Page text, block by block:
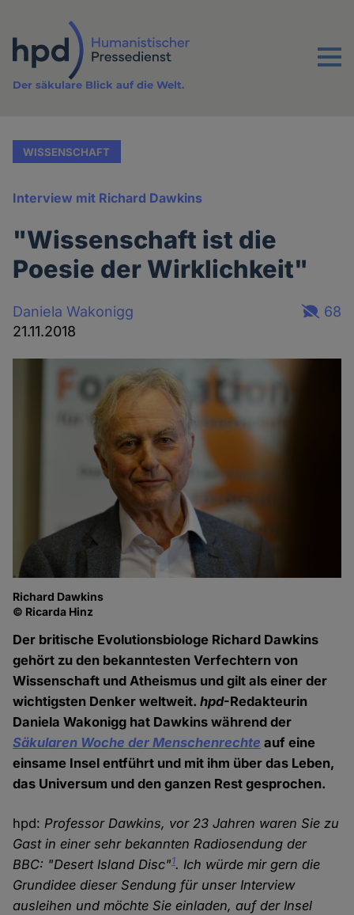
Inhalt
Menu
Der säkulare Blick auf die Welt.
WISSENSCHAFT
Interview mit Richard Dawkins
"Wissenschaft ist die
Poesie der Wirklichkeit"
Daniela Wakonigg
21.11.2018
68
Richard Dawkins
© Ricarda Hinz
Der britische Evolutionsbiologe Richard Dawkins
gehört zu den bekanntesten Verfechtern von
Wissenschaft und Atheismus und gilt als einer der
wichtigsten Denker weltweit.hpd-Redakteurin
Daniela Wakonigg hat Dawkins während der
Säkularen Woche der Menschenrechte auf eine
einsame Insel entführt und mit ihm über das Leben,
das Universum und den ganzen Rest gesprochen.
hpd: Professor Dawkins, vor 23 Jahren waren Sie zu
Gast in einer sehr bekannten Radiosendung der
BBC: "Desert Island Disc"1. Ich würde mir gern die
Grundidee dieser Sendung für unser Interview
ausleihen und möchte Sie einladen, auf der Insel